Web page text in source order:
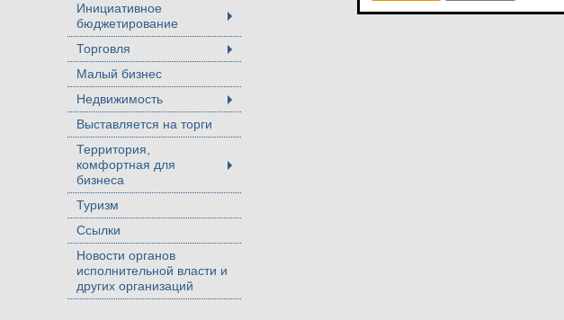
Инициативное
бюджетирование
Торговля
Малый бизнес
Недвижимость
Выставляется на торги
Территория,
комфортная для
бизнеса
Туризм
Ссылки
Новости органов
исполнительной власти и
других организаций